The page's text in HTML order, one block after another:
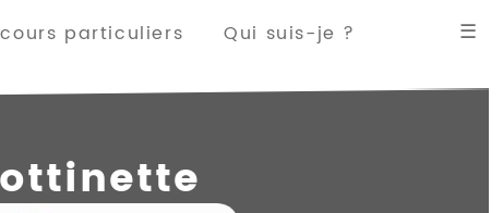
particuliers Qui suis-je ? ☰